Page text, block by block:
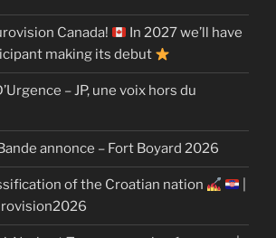
Canada!
In 2027 we’ll have
making its debut
– JP, une voix hors du
annonce – Fort Boyard 2026
of the Croatian nation